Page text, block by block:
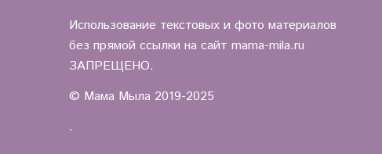
Использование текстовых и фото материалов
без прямой ссылки на сайт mama-mila.ru
ЗАПРЕЩЕНО.
© Мама Мыла 2019-2025
.